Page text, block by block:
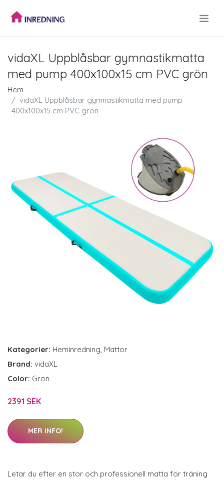
vidaXL Uppblåsbar gymnastikmatta
med pump 400x100x15 cm PVC grön
Hem
vidaXL Uppblåsbar gymnastikmatta med pump
400x100x15 cm PVC grön
Kategorier: Heminredning, Mattor
Brand: vidaXL
Color: Grön
2391 SEK
MER INFO!
Letar du efter en stor och professionell matta för träning